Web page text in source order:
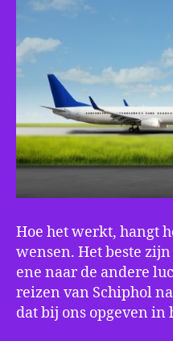
Hoe het werkt, hangt
wensen. Het beste
ene naar de andere
reizen van Schiphol
dat bij ons opgeven in